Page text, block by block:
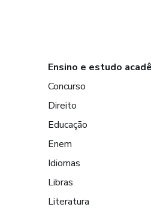
Ensino e estudo
Concurso
Direito
Educação
Enem
Idiomas
Libras
Literatura